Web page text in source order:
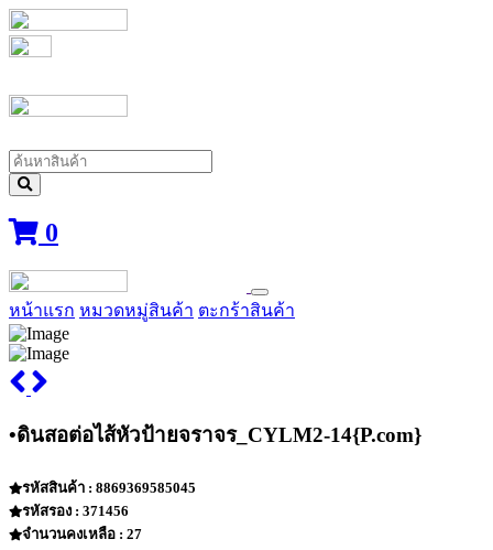
0
หน้าแรก หมวดหมู่สินค้า ตะกร้าสินค้า
•ดินสอต่อไส้หัวป้ายจราจร_CYLM2-14{P.com}
รหัสสินค้า : 8869369585045
รหัสรอง : 371456
จำนวนคงเหลือ : 27